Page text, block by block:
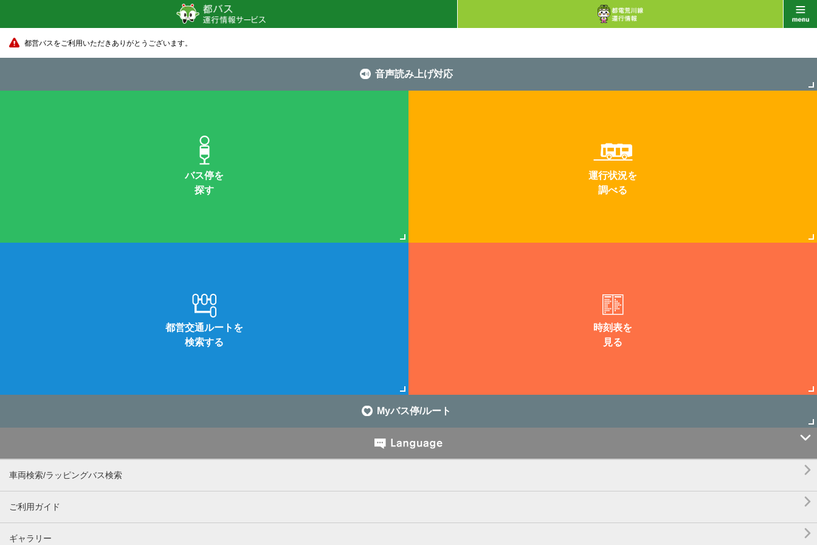
都営バスをご利用いただきありがとうございます。
音声読み上げ対応
バス停を
探す
運行状況を
調べる
都営交通ルートを
検索する
時刻表を
見る
Myバス停/ルート

車両検索/ラッピングバス検索 
ご利用ガイド 
ギャラリー 